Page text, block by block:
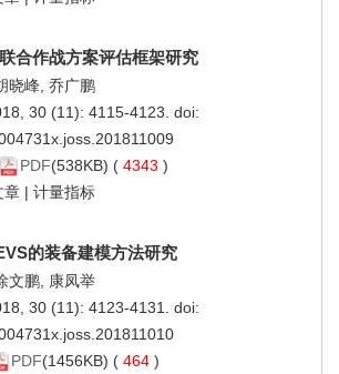
合作战方案评估框架研究
晓峰, 乔广鹏
30 (11): 4115-4123. doi:
PDF(538KB) ( 4343 )
章 | 计量指标
的装备建模方法研究
文鹏, 康凤举
30 (11): 4123-4131. doi:
PDF(1456KB) ( 464 )